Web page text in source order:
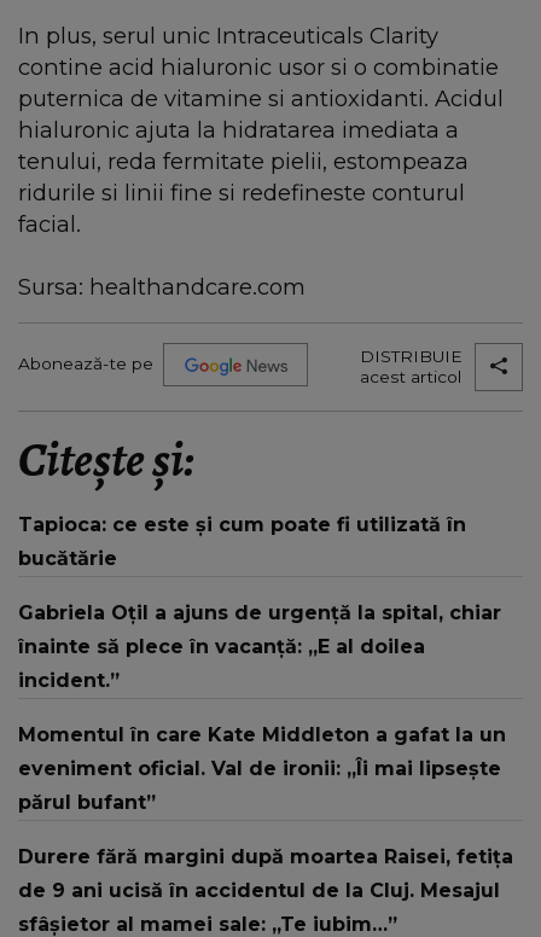
In plus, serul unic Intraceuticals Clarity
contine acid hialuronic usor si o combinatie
puternica de vitamine si antioxidanti. Acidul
hialuronic ajuta la hidratarea imediata a
tenului, reda fermitate pielii, estompeaza
ridurile si linii fine si redefineste conturul
facial.
Sursa: healthandcare.com
Abonează-te pe
DISTRIBUIE
acest articol
Citește și:
Tapioca: ce este și cum poate fi utilizată în
bucătărie
Gabriela Oțil a ajuns de urgență la spital, chiar
înainte să plece în vacanță: „E al doilea
incident.”
Momentul în care Kate Middleton a gafat la un
eveniment oficial. Val de ironii: „Îi mai lipsește
părul bufant”
Durere fără margini după moartea Raisei, fetița
de 9 ani ucisă în accidentul de la Cluj. Mesajul
sfâșietor al mamei sale: „Te iubim…”